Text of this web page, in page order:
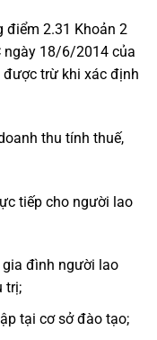
điểm 2.31 Khoản 2
ngày 18/6/2014 của
được trừ khi xác định
thu tính thuế,
tiếp cho người lao
gia đình người lao
trị;
tại cơ sở đào tạo;